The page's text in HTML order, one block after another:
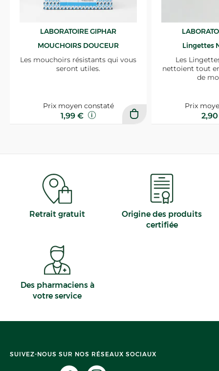
LABORATOIRE GIPHAR
MOUCHOIRS DOUCEUR
Les mouchoirs résistants qui vous
seront utiles.
Prix moyen constaté
1,99 €
Lingettes
Les
nettoient tout
de
Prix
Retrait gratuit
Origine des produits
certifiée
Des pharmaciens à
votre service
SUIVEZ-NOUS SUR NOS RÉSEAUX SOCIAUX